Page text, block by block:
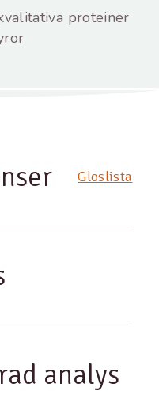
proteiner
Gloslista
analys